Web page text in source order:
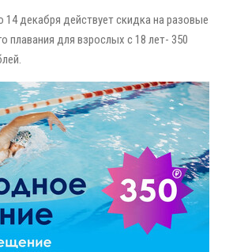
14 декабря действует скидка на разовые
плавания для взрослых с 18 лет- 350